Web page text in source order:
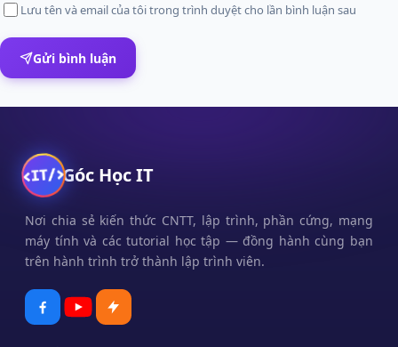
Lưu tên và email của tôi trong trình duyệt cho lần bình luận sau
Gửi bình luận
Góc Học IT
Nơi chia sẻ kiến thức CNTT, lập trình, phần cứng, mạng
máy tính và các tutorial học tập — đồng hành cùng bạn
trên hành trình trở thành lập trình viên.